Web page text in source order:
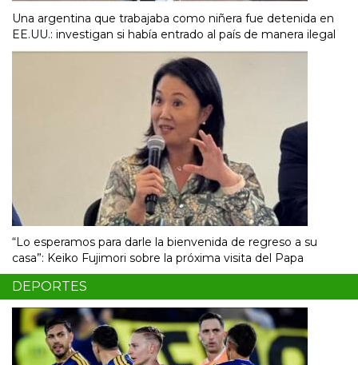
Una argentina que trabajaba como niñera fue detenida en
EE.UU.: investigan si había entrado al país de manera ilegal
“Lo esperamos para darle la bienvenida de regreso a su
casa”: Keiko Fujimori sobre la próxima visita del Papa
DEPORTES